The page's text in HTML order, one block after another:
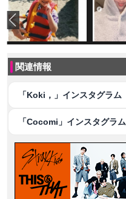
関連情報
「Koki，」インスタグラム
「Cocomi」インスタグラム